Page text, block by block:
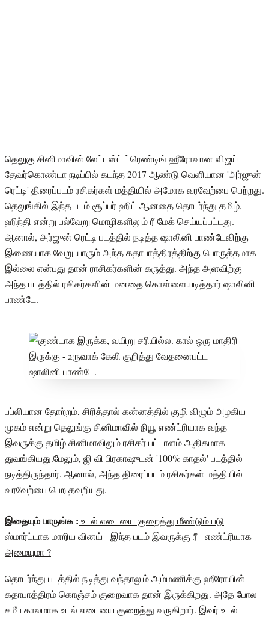
தெலுகு சினிமாவின் லேட்டஸ்ட் ட்ரெண்டிங் ஹீரோவான விஜய்
தேவர்கொண்டா நடிப்பில் கடந்த 2017 ஆண்டு வெளியான 'அர்ஜுன்
ரெட்டி' திரைப்படம் ரசிகர்கள் மத்தியில் அமோக வரவேற்பை பெற்றது.
தெலுங்கில் இந்த படம் சூப்பர் ஹிட் ஆனதை தொடர்ந்து தமிழ்,
ஹிந்தி என்று பல்வேறு மொழிகளிலும் ரீ-மேக் செய்யப்பட்டது.
ஆனால், அர்ஜுன் ரெட்டி படத்தில் நடித்த ஷாலினி பாண்டேவிற்கு
இணையாக வேறு யாரும் அந்த கதாபாத்திரத்திற்கு பொருத்தமாக
இல்லை என்பது தான் ராசிகர்களின் கருத்து. அந்த அளவிற்கு
அந்த படத்தில் ரசிகர்களின் மனதை கொள்ளையடித்தார் ஷாலினி
பாண்டே.
பப்லியான தோற்றம், சிரித்தால் கன்னத்தில் குழி விழும் அழகிய
முகம் என்று தெலுங்கு சினிமாவில் நியூ எண்ட்ரியாக வந்த
இவருக்கு தமிழ் சினிமாவிலும் ரசிகர் பட்டாளம் அதிகமாக
துவங்கியது.மேலும், ஜி வி பிரகாஷுடன் '100% காதல்' படத்தில்
நடித்திருந்தார். ஆனால், அந்த திரைப்படம் ரசிகர்கள் மத்தியில்
வரவேற்பை பெற தவறியது.
இதையும் பாருங்க : உடல் எடையை குறைத்து மீண்டும் படு
ஸ்மார்ட்டாக மாறிய வினய் - இந்த படம் இவருக்கு ரீ - எண்ட்ரியாக
அமையுமா ?
தொடர்ந்து படத்தில் நடித்து வந்தாலும் அம்மணிக்கு ஹீரோயின்
கதாபாத்திரம் கொஞ்சம் குறைவாக தான் இருக்கிறது. அதே போல
சமீப காலமாக உடல் எடையை குறைத்து வருகிறார். இவர் உடல்